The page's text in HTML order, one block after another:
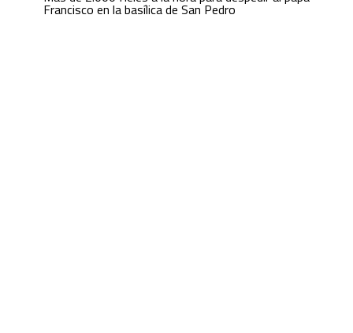
Francisco en la basílica de San Pedro